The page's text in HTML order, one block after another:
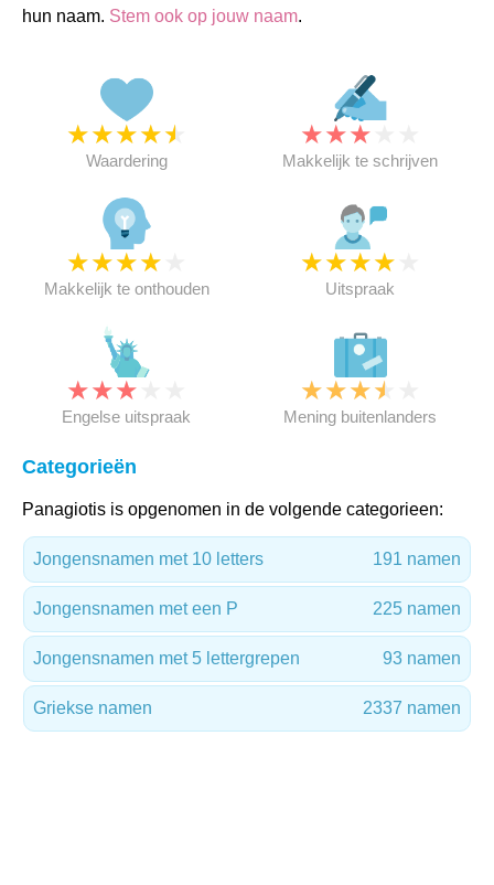
hun naam. Stem ook op jouw naam.
★★★★★
Waardering
★★★
Makkelijk te schrijven
★★★★
Makkelijk te onthouden
★★★★
Uitspraak
★★★
Engelse uitspraak
★★★★
Mening buitenlanders
Categorieën
Panagiotis is opgenomen in de volgende categorieen:
Jongensnamen met 10 letters 191 namen
Jongensnamen met een P 225 namen
Jongensnamen met 5 lettergrepen 93 namen
Griekse namen 2337 namen